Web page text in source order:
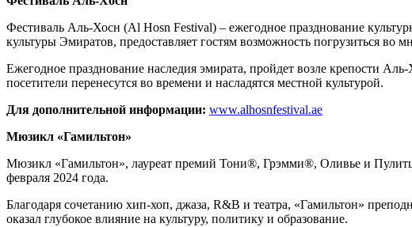
Фестиваль Аль-Хосн (Al Hosn Festival) – ежегодное празднование
культуры Эмиратов, предоставляет гостям возможность погрузиться во
Ежегодное празднование наследия эмирата, пройдет возле крепости
посетители перенесутся во времени и насладятся местной культурой.
Для дополнительной информации: www.alhosnfestival.ae
Мюзикл «Гамильтон»
Мюзикл «Гамильтон», лауреат премий Тони®, Грэмми®, Оливье и
февраля 2024 года.
Благодаря сочетанию хип-хоп, джаза, R&B и театра, «Гамильтон»
оказал глубокое влияние на культуру, политику и образование.